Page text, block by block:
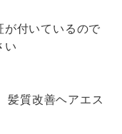
が付いているので
い
髪質改善ヘアエス